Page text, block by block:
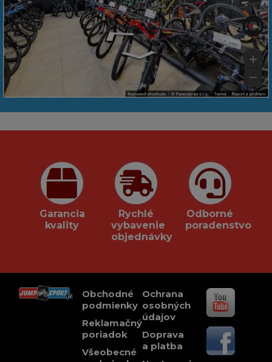
Garancia
kvality
Rychlé
vybavenie
objednávky
Odborné
poradenstvo
Obchodné
podmienky
Reklamačný
poriadok
Všeobecné
Ochrana
osobných
údajov
Doprava
a platba